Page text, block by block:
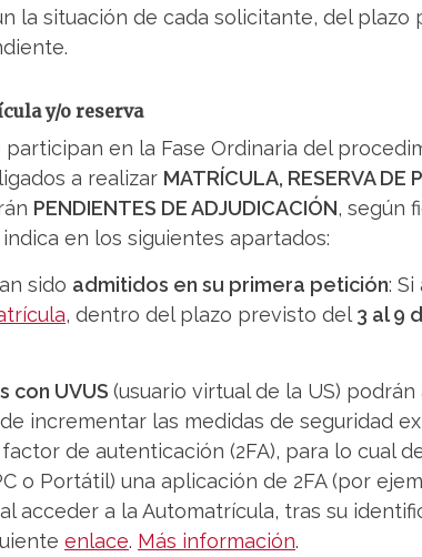
la situación de cada solicitante, del
y/o reserva
en la Fase Ordinaria del
a realizar MATRÍCULA, RESERVA DE
PENDIENTES DE ADJUDICACIÓN, según
en los siguientes apartados:
sido admitidos en su primera petición:
, dentro del plazo previsto del 3 al 9
con UVUS (usuario virtual de la US)
incrementar las medidas de seguridad
de autenticación (2FA), para lo cual
o Portátil) una aplicación de 2FA (por
acceder a la Automatrícula, tras su
enlace. Más información.